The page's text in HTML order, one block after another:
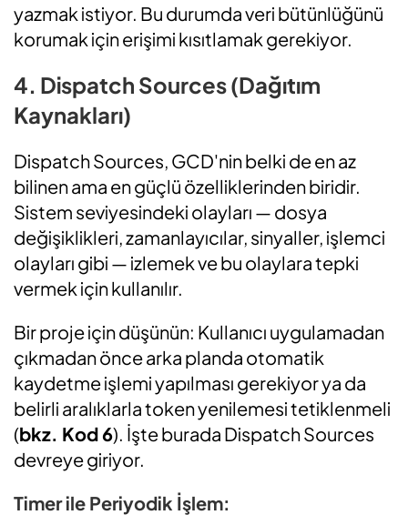
yazmak istiyor. Bu durumda veri bütünlüğünü
korumak için erişimi kısıtlamak gerekiyor.
4. Dispatch Sources (Dağıtım
Kaynakları)
Dispatch Sources, GCD'nin belki de en az
bilinen ama en güçlü özelliklerinden biridir.
Sistem seviyesindeki olayları — dosya
değişiklikleri, zamanlayıcılar, sinyaller, işlemci
olayları gibi — izlemek ve bu olaylara tepki
vermek için kullanılır.
Bir proje için düşünün: Kullanıcı uygulamadan
çıkmadan önce arka planda otomatik
kaydetme işlemi yapılması gerekiyor ya da
belirli aralıklarla token yenilemesi tetiklenmeli
(bkz. Kod 6). İşte burada Dispatch Sources
devreye giriyor.
Timer ile Periyodik İşlem: